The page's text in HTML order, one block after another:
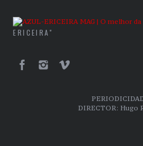
ERICEIRA"
DIRECTOR: Hugo